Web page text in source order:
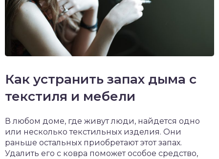
Как устранить запах дыма с
текстиля и мебели
В любом доме, где живут люди, найдется одно
или несколько текстильных изделия. Они
раньше остальных приобретают этот запах.
Удалить его с ковра поможет особое средство,